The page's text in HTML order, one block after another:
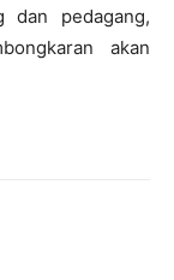
dan pedagang,
akan